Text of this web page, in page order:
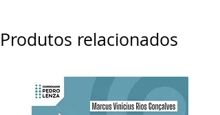
Produtos relacionados